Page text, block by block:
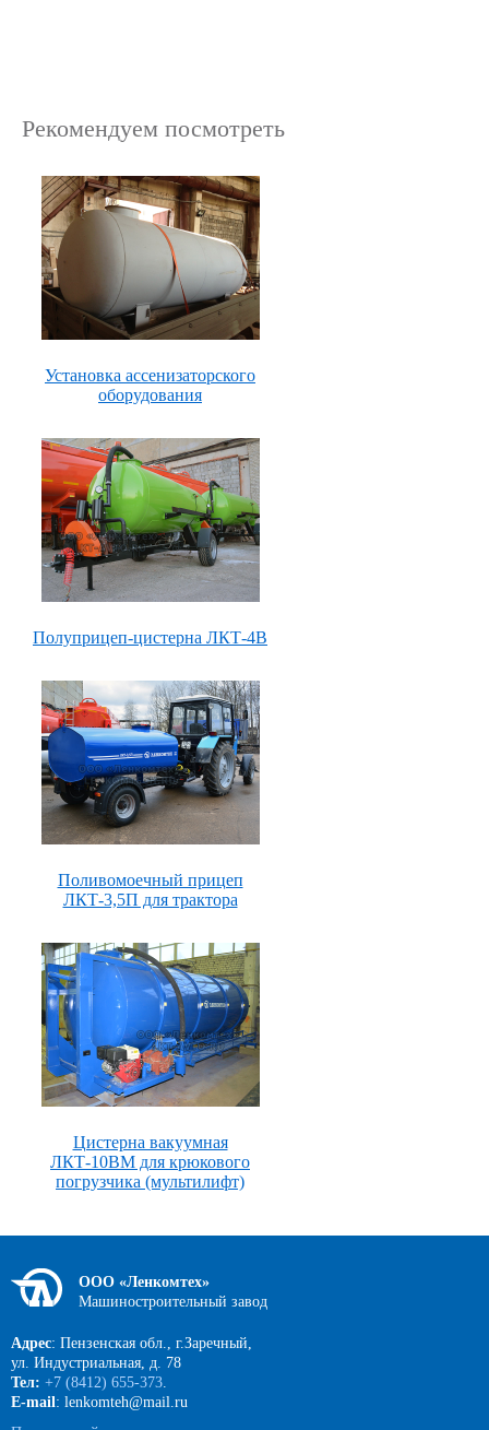
Рекомендуем посмотреть
Установка ассенизаторского
оборудования
Полуприцеп-цистерна ЛКТ-4В
Поливомоечный прицеп
ЛКТ-3,5П для трактора
Цистерна вакуумная
ЛКТ-10ВМ для крюкового
погрузчика (мультилифт)
ООО «Ленкомтех»
Машиностроительный завод
Адрес: Пензенская обл., г.Заречный,
ул. Индустриальная, д. 78
Тел: +7 (8412) 655-373.
E-mail: lenkomteh@mail.ru